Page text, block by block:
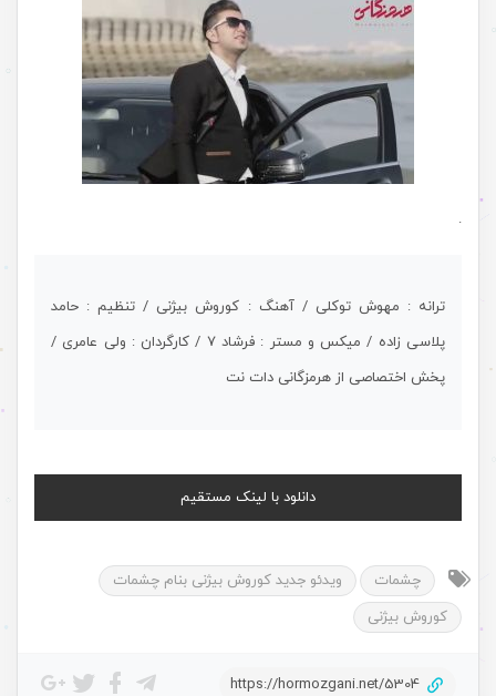
.
ترانه : مهوش توکلی / آهنگ : کوروش بیژنی / تنظیم : حامد
پلاسی زاده / میکس و مستر : فرشاد ۷ / کارگردان : ولی عامری /
پخش اختصاصی از هرمزگانی دات نت
دانلود با لینک مستقیم
چشمات
ویدئو جدید کوروش بیژنی بنام چشمات
کوروش بیژنی
https://hormozgani.net/5304